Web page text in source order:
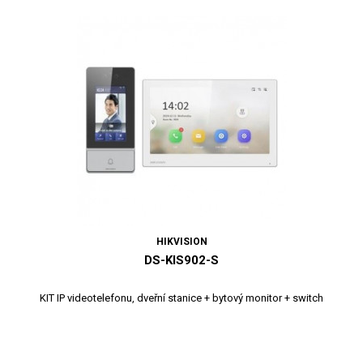
HIKVISION
DS-KIS902-S
KIT IP videotelefonu, dveřní stanice + bytový monitor + switch